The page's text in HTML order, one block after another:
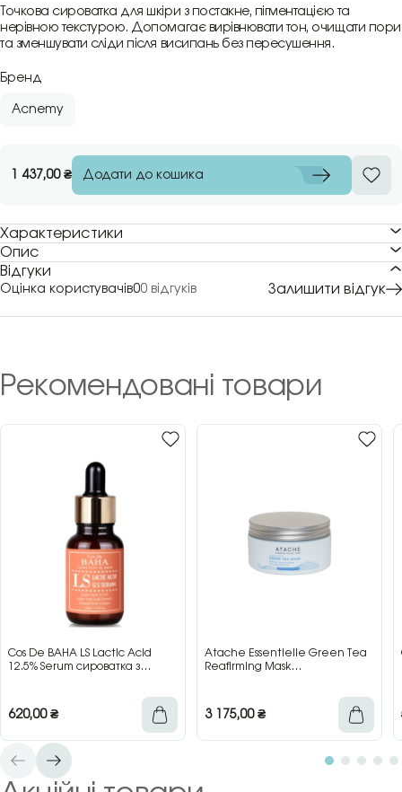
Точкова сироватка для шкіри з постакне, пігментацією та
нерівною текстурою. Допомагає вирівнювати тон, очищати пори
та зменшувати сліди після висипань без пересушення.
Бренд
Acnemy
1 437,00₴ Додати до кошика
Характеристики
Опис
Відгуки
Оцінка користувачів00 відгуків Залишити відгук
Рекомендовані товари
Cos De BAHA LS Lactic Acid
12.5% Serum сироватка з
620,00₴
Atache Essentielle Green Tea
Reafirming Mask
3 175,00₴